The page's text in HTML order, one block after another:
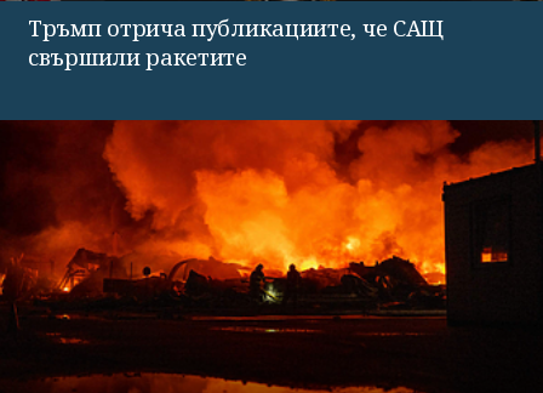
Тръмп отрича публикациите, че САЩ
свършили ракетите